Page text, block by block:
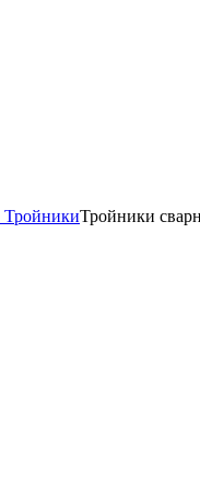
ТройникиТройники